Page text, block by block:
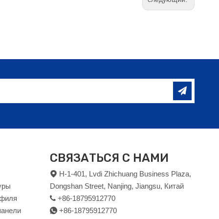
СВЯЗАТЬСЯ С НАМИ
 H-1-401, Lvdi Zhichuang Business Plaza,
Dongshan Street, Nanjing, Jiangsu, Китай
 +86-18795912770
 +86-18795912770